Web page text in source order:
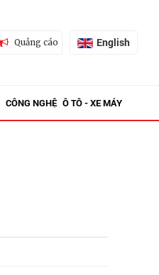
Quảng cáo English
CÔNG NGHỆ Ô TÔ - XE MÁY